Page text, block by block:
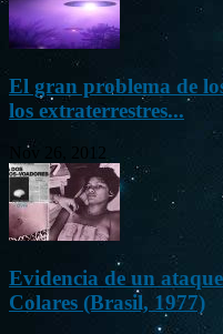
El gran problema de
los extraterrestres...
Nov 26, 2012
Evidencia de un
Colares (Brasil, 1977)